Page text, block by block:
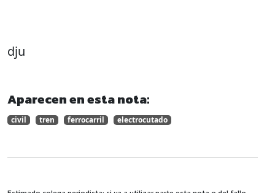
dju
Aparecen en esta nota:
civil tren ferrocarril electrocutado